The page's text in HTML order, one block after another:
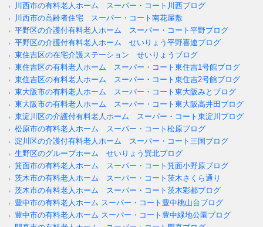
川西市の有料老人ホーム スーパー・コート川西ブログ
川西市の高齢者住宅 スーパー・コート南花屋敷
平野区の介護付有料老人ホーム スーパー・コート平野ブログ
平野区の介護付有料老人ホーム せいりょう平野喜連ブログ
東住吉区の在宅介護ステーション せいりょうブログ
東住吉区の有料老人ホーム スーパー・コート東住吉1号館ブログ
東住吉区の有料老人ホーム スーパー・コート東住吉2号館ブログ
東大阪市の有料老人ホーム スーパー・コート東大阪みとブログ
東大阪市の有料老人ホーム スーパー・コート東大阪高井田ブログ
東淀川区の介護付有料老人ホーム スーパー・コート東淀川ブログ
松原市の有料老人ホーム スーパー・コート松原ブログ
淀川区の介護付有料老人ホーム スーパー・コート三国ブログ
生野区のグループホーム せいりょう巽北ブログ
箕面市の有料老人ホーム スーパー・コート箕面小野原ブログ
茨木市の有料老人ホーム スーパー・コート茨木さくら通り
茨木市の有料老人ホーム スーパー・コート茨木彩都ブログ
豊中市の有料老人ホーム スーパー・コート豊中桃山台ブログ
豊中市の有料老人ホーム スーパー・コート豊中緑地公園ブログ